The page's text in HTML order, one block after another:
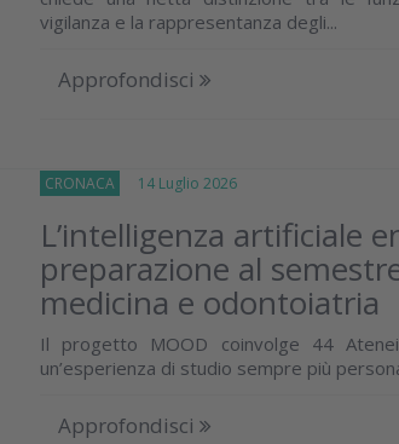
vigilanza e la rappresentanza degli...
Approfondisci
CRONACA 14 Luglio 2026
L’intelligenza artificiale
preparazione al
medicina e odontoiatria
Il progetto MOOD coinvolge 44
un’esperienza di studio sempre più
Approfondisci